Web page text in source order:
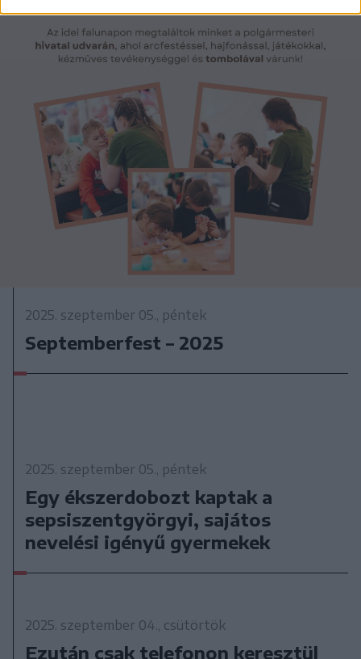
2025. szeptember 05., péntek
Septemberfest – 2025
2025. szeptember 05., péntek
Egy ékszerdobozt kaptak a
sepsiszentgyörgyi, sajátos
nevelési igényű gyermekek
2025. szeptember 04., csütörtök
Ezután csak telefonon keresztül